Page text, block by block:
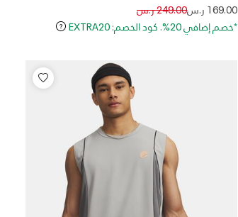
169.00 ر.سPrice reduced from
249.00 ر.سto
*خصم إضافي 20%. كود الخصم: EXTRA20